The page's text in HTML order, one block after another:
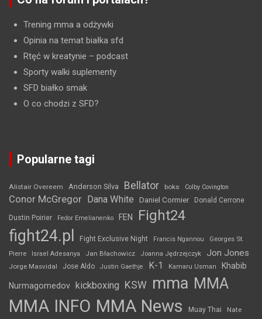
Trening mma a odżywki
Opinia na temat białka sfd
Rtęć w kreatynie – podcast
Sporty walki suplementy
SFD białko smak
O co chodzi z SFD?
Popularne tagi
Alistair Overeem Anderson Silva Bellator boks Colby Covington
Conor McGregor Dana White Daniel Cormier Donald Cerrone
Dustin Poirier Fedor Emelianenko FEN Fight24
fight24.pl Fight Exclusive Night Francis Ngannou
Georges St.
Pierre
Israel Adesanya Jan Błachowicz Joanna Jędrzejczyk Jon Jones
Jorge Masvidal Jose Aldo Justin Gaethje K-1 Kamaru Usman Khabib
Nurmagomedov kickboxing KSW mma MMA
MMA INFO MMA News Muay Thai Nate